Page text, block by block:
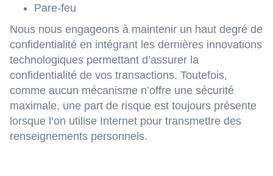
Pare-feu
Nous nous engageons à maintenir un haut degré de
confidentialité en intégrant les dernières innovations
technologiques permettant d’assurer la
confidentialité de vos transactions. Toutefois,
comme aucun mécanisme n’offre une sécurité
maximale, une part de risque est toujours présente
lorsque l’on utilise Internet pour transmettre des
renseignements personnels.